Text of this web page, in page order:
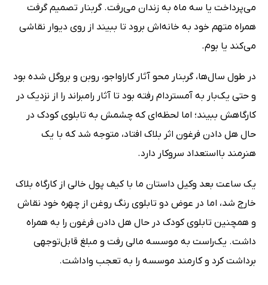
می‌پرداخت یا سه ماه به زندان می‌رفت. گربنار تصمیم گرفت
همراه متهم خود به خانه‌اش برود تا ببیند از روی دیوار نقاشی
می‌کند یا بوم.
در طول سال‌ها، گربنار محو آثار کاراواجو، روبن و بروگل شده بود
و حتی یک‌بار به آمستردام رفته بود تا آثار رامبراند را از نزدیک در
کارگاهش ببیند؛ اما لحظه‌ای که چشمش به تابلوی کودک در
حال هل دادن فرغون اثر بلاک افتاد، متوجه شد که با یک
هنرمند بااستعداد سروکار دارد.
یک ساعت بعد وکیل داستان ما با کیف پول خالی از کارگاه بلاک
خارج شد، اما در عوض دو تابلوی رنگ روغن از چهره خود نقاش
و همچنین تابلوی کودک در حال هل دادن فرغون را به همراه
داشت. یک‌راست به موسسه مالی رفت و مبلغ قابل‌توجهی
برداشت کرد و کارمند موسسه را به تعجب واداشت.